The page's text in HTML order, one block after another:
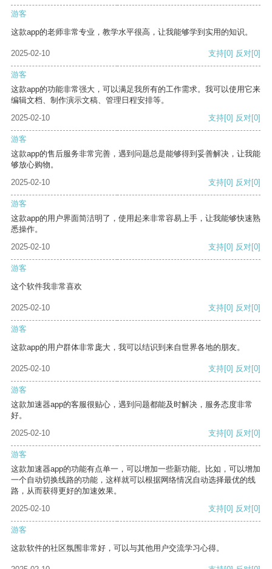
游客
这款app的老师非常专业，教学水平很高，让我能够学到实用的知识。
2025-02-10 支持[0] 反对[0]
游客
这款app的功能非常强大，可以满足我所有的工作需求。我可以使用它来
编辑文档、制作演示文稿、管理日程安排等。
2025-02-10
支持[0] 反对[0]
游客
这款app的售后服务非常完善，遇到问题总是能够得到妥善解决，让我能
够放心购物。
2025-02-10
支持[0] 反对[0]
游客
这款app的用户界面简洁明了，使用起来非常容易上手，让我能够快速熟
悉操作。
2025-02-10
支持[0] 反对[0]
游客
这个软件我非常喜欢
2025-02-10 支持[0] 反对[0]
游客
这款app的用户群体非常庞大，我可以结识到来自世界各地的朋友。
2025-02-10 支持[0] 反对[0]
游客
这款加速器app的客服很贴心，遇到问题都能及时解决，服务态度非常
好。
2025-02-10
支持[0] 反对[0]
游客
这款加速器app的功能有点单一，可以增加一些新功能。比如，可以增加
一个自动切换线路的功能，这样就可以根据网络情况自动选择最优的线
路，从而获得更好的加速效果。
2025-02-10
支持[0] 反对[0]
游客
这款软件的社区氛围非常好，可以与其他用户交流学习心得。